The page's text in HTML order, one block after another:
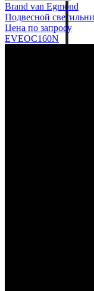
Brand van Egmond
Подвесной
Цена по запросу
EVEOC160N